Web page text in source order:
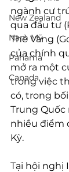
New Zealand
Nam Mỹ
Panama
Canada
ngành cư
qua đầu tư
Thẻ Vàng
của chính
mở ra một
trong việc
có, trong
Trung
nhiều điểm
Kỳ.
Tại hội nghị